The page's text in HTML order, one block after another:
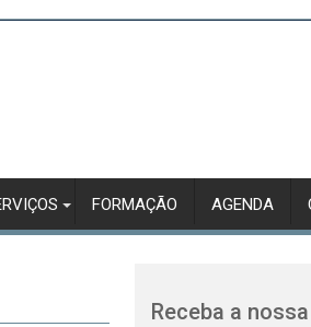
FORMAÇÃO AGENDA
Receba a